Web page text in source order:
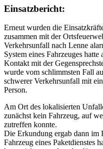
Einsatzbericht:
Erneut wurden die
zusammen mit der
Verkehrsunfall nach Lenne
System eines Fahrzeuges
Kontakt mit der
wurde vom schlimmsten Fall
schwerer Verkehrsunfall mit
Person.
Am Ort des lokalisierten
zunächst kein Fahrzeug, auf
zutreffen konnte.
Die Erkundung ergab dann im
Fahrzeug eines Paketdienstes